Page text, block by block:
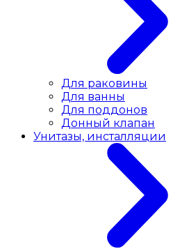
Для раковины
Для ванны
Для поддонов
Донный клапан
Унитазы, инсталляции